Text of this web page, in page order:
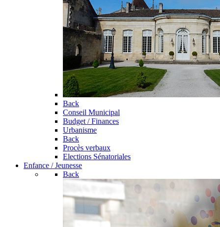
Back
Conseil Municipal
Budget / Finances
Urbanisme
Back
Procès verbaux
Elections Sénatoriales
Enfance / Jeunesse
Back